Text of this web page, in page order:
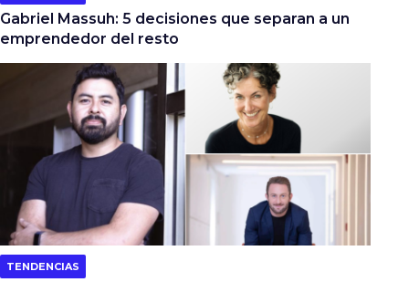
Gabriel Massuh: 5 decisiones que separan a un
emprendedor del resto
TENDENCIAS